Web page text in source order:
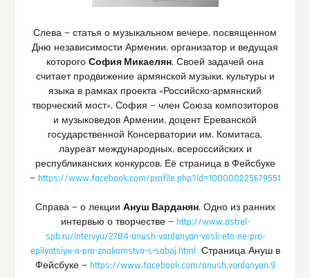
Слева — статья о музыкальном вечере, посвященном
Дню независимости Армении, организатор и ведущая
которого София Микаелян. Своей задачей она
считает продвижение армянской музыки, культуры и
языка в рамках проекта «Российско-армянский
творческий мост». София — член Союза композиторов
и музыковедов Армении, доцент Ереванской
государственной Консерватории им. Комитаса,
лауреат международных, всероссийских и
республиканских конкурсов. Её страница в Фейсбуке
— https://www.facebook.com/profile.php?id=100000225679551
Справа — о лекции Ануш Варданян. Одно из ранних
интервью о творчестве — http://www.astrel-
spb.ru/intervyu/2784-anush-vardanyan-vosk-eto-ne-pro-
epilyatsiyu-a-pro-znakomstvo-s-soboj.html Страница Ануш в
Фейсбуке — https://www.facebook.com/anush.vardanyan.9